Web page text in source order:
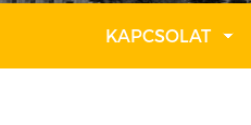
KAPCSOLAT